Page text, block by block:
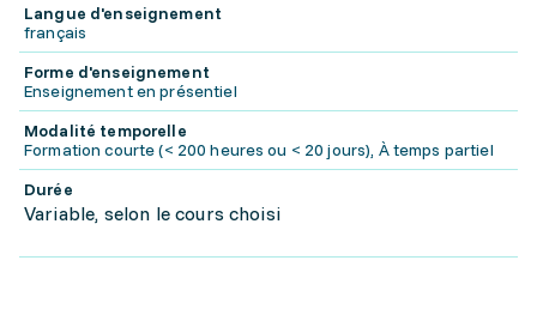
Langue d'enseignement
français
Forme d'enseignement
Enseignement en présentiel
Modalité temporelle
Formation courte (< 200 heures ou < 20 jours), À temps partiel
Durée
Variable, selon le cours choisi